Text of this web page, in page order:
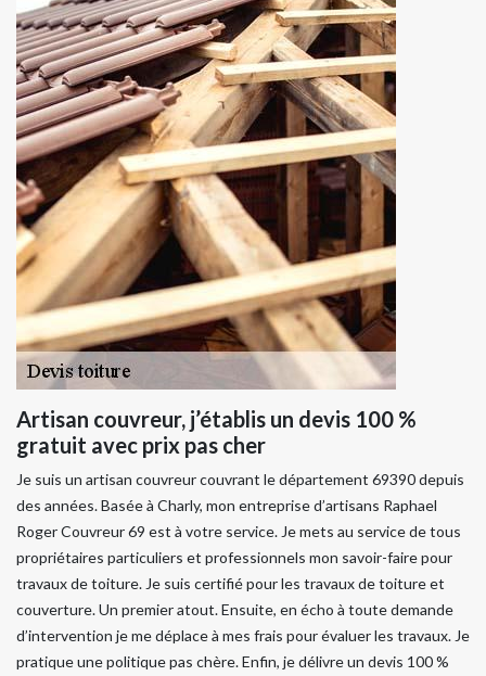
Artisan couvreur, j’établis un devis 100 %
gratuit avec prix pas cher
Je suis un artisan couvreur couvrant le département 69390 depuis
des années. Basée à Charly, mon entreprise d’artisans Raphael
Roger Couvreur 69 est à votre service. Je mets au service de tous
propriétaires particuliers et professionnels mon savoir-faire pour
travaux de toiture. Je suis certifié pour les travaux de toiture et
couverture. Un premier atout. Ensuite, en écho à toute demande
d’intervention je me déplace à mes frais pour évaluer les travaux. Je
pratique une politique pas chère. Enfin, je délivre un devis 100 %